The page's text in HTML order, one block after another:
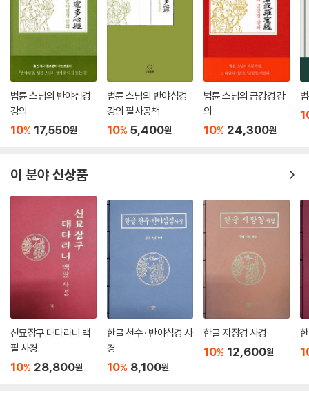
법륜 스님의 반야심경
강의
10% 17,550원
법륜 스님의 반야심경
강의 필사공책
10% 5,400원
법륜 스님의 금강경 강
의
10% 24,300원
이 분야 신상품
신묘장구 대다라니 백
팔 사경
10% 28,800원
한글 천수 · 반야심경 사
경
10% 8,100원
한글 지장경 사경
10% 12,600원